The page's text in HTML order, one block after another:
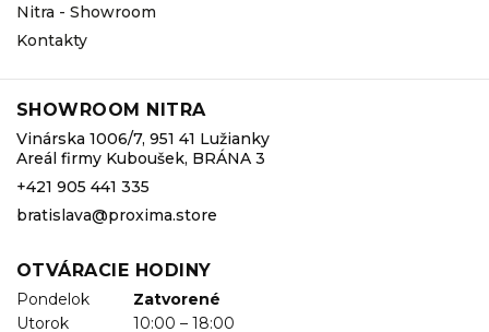
Nitra - Showroom
Kontakty
SHOWROOM NITRA
Vinárska 1006/7, 951 41 Lužianky
Areál firmy Kuboušek, BRÁNA 3
+421 905 441 335
bratislava@proxima.store
OTVÁRACIE HODINY
Pondelok
Zatvorené
Utorok
10:00 – 18:00